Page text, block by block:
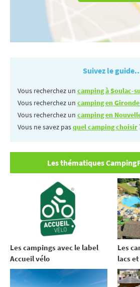
Suivez le
Vous recherchez un camping à Soulac-
Vous recherchez un camping en Gironde
Vous recherchez un camping en
Vous ne savez pasquel camping choisir
Les thématiques
Les campings avec le label
Accueil vélo
Les
lacs